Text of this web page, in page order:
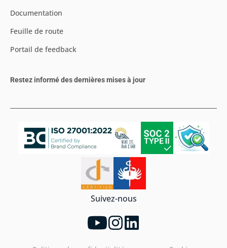
Documentation
Feuille de route
Portail de feedback
Restez informé des dernières mises à jour
Suivez-nous